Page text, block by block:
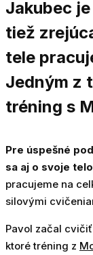
Jakubec
tiež
tele
Jedným z
tréning s
Pre úspešné
sa aj o svoje
pracujeme na
silovými
Pavol začal
ktoré tréning z